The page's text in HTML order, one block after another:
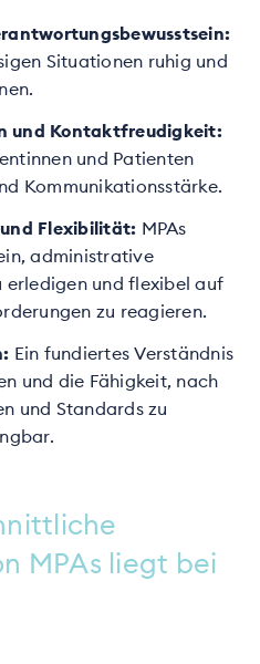
Situationen ruhig und
und Kontaktfreudigkeit:
und Patienten
Kommunikationsstärke.
Flexibilität: MPAs
administrative
und flexibel auf
zu reagieren.
Ein fundiertes Verständnis
und die Fähigkeit, nach
und Standards zu
MPAs liegt bei